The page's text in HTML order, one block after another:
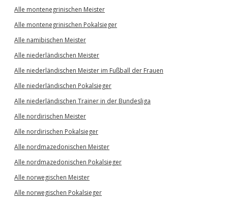
Alle montenegrinischen Meister
Alle montenegrinischen Pokalsieger
Alle namibischen Meister
Alle niederländischen Meister
Alle niederländischen Meister im Fußball der Frauen
Alle niederländischen Pokalsieger
Alle niederländischen Trainer in der Bundesliga
Alle nordirischen Meister
Alle nordirischen Pokalsieger
Alle nordmazedonischen Meister
Alle nordmazedonischen Pokalsieger
Alle norwegischen Meister
Alle norwegischen Pokalsieger